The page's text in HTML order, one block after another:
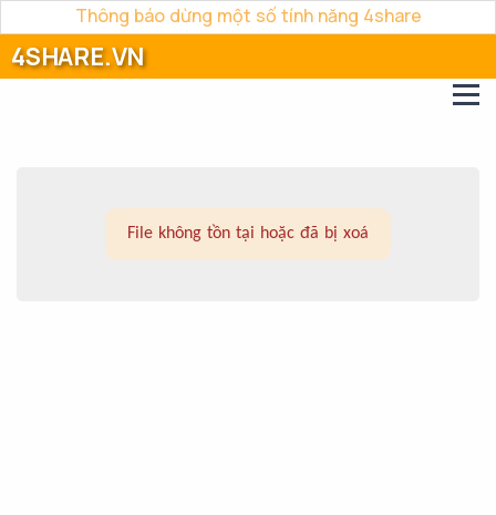
Thông báo dừng một số tính năng 4share
4SHARE.VN
File không tồn tại hoặc đã bị xoá